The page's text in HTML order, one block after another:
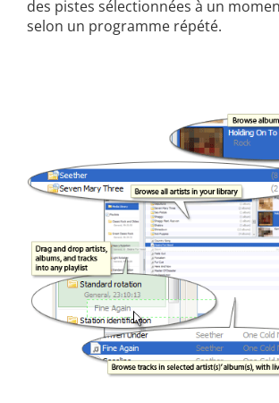
des pistes sélectionnées à un
selon un programme répété.